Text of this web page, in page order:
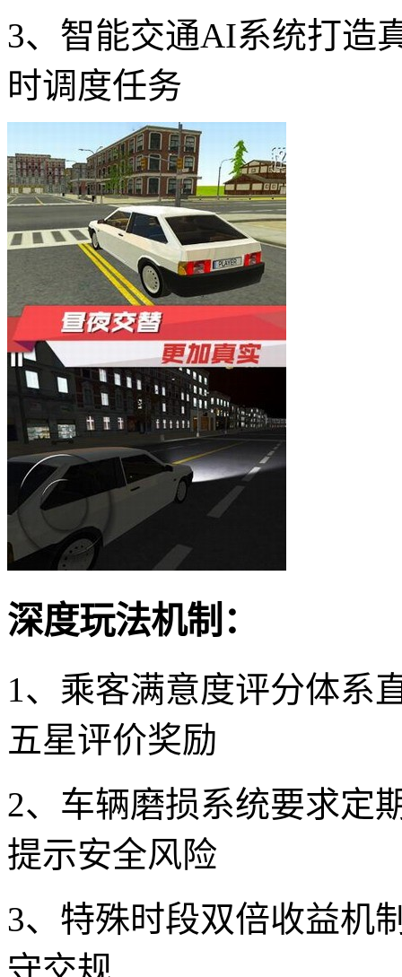
3、智能交通AI系统打造
时调度任务
深度玩法机制：
1、乘客满意度评分体系
五星评价奖励
2、车辆磨损系统要求定
提示安全风险
3、特殊时段双倍收益机
守交规